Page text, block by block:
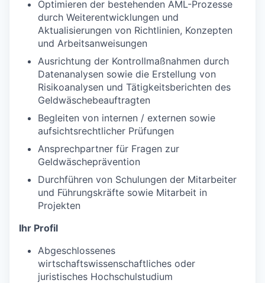
Optimieren der bestehenden AML-Prozesse
durch Weiterentwicklungen und
Aktualisierungen von Richtlinien, Konzepten
und Arbeitsanweisungen
Ausrichtung der Kontrollmaßnahmen durch
Datenanalysen sowie die Erstellung von
Risikoanalysen und Tätigkeitsberichten des
Geldwäschebeauftragten
Begleiten von internen / externen sowie
aufsichtsrechtlicher Prüfungen
Ansprechpartner für Fragen zur
Geldwäscheprävention
Durchführen von Schulungen der Mitarbeiter
und Führungskräfte sowie Mitarbeit in
Projekten
Ihr Profil
Abgeschlossenes
wirtschaftswissenschaftliches oder
juristisches Hochschulstudium